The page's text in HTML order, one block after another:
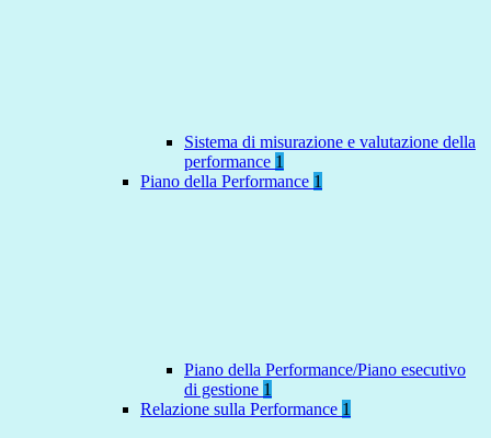
Sistema di misurazione e valutazione della
performance 1
Piano della Performance 1
Piano della Performance/Piano esecutivo
di gestione 1
Relazione sulla Performance 1